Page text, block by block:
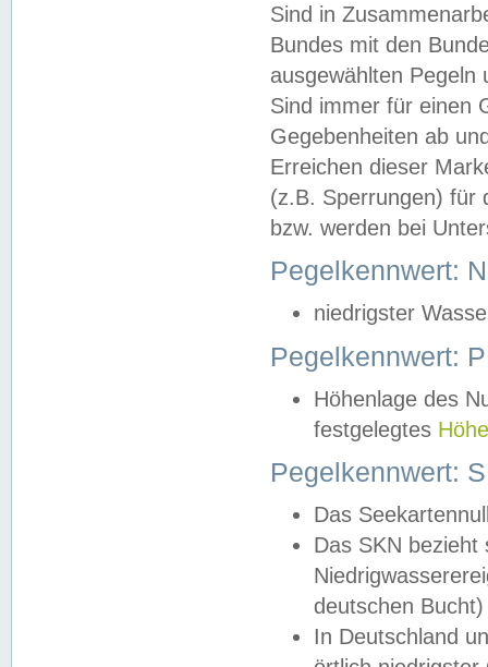
Sind in
Bundes mit den
ausgewählten
Sind immer für einen
Gegebenheiten ab
Erreichen dieser
(z.B. Sperrungen) für
bzw. werden bei
Pegelkennwert:
niedrigster
Pegelkennwert:
Höhenlage des
festgelegtes
Pegelkennwert:
Das
Das SKN
deutschen
In Deutschland